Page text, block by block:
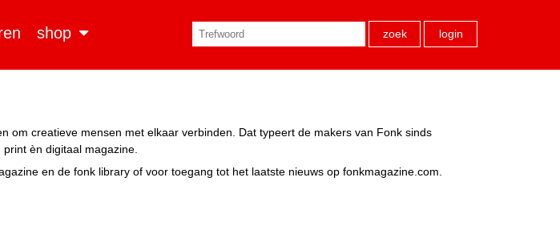
shop zoek login
om creatieve mensen met elkaar verbinden. Dat typeert de makers van Fonk sinds
èn digitaal magazine.
en de fonk library of voor toegang tot het laatste nieuws op fonkmagazine.com.